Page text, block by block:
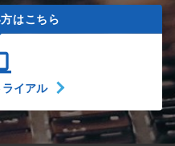
はこちら
イアル